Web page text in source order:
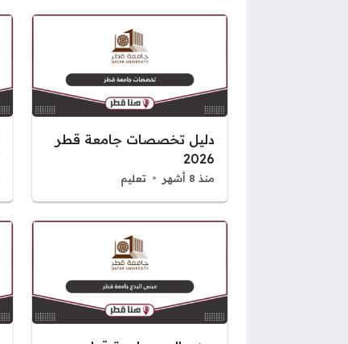
دليل تخصصات جامعة قطر
2026
منذ 8 أشهر تعليم